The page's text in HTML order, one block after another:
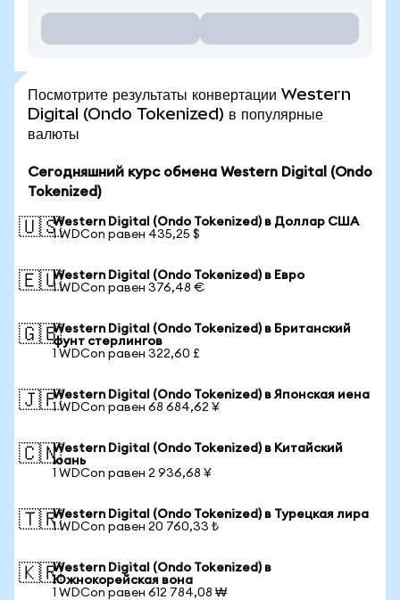
Посмотрите результаты конвертации Western
Digital (Ondo Tokenized) в популярные
валюты
Сегодняшний курс обмена Western Digital (Ondo
Tokenized)
🇺🇸Western Digital (Ondo Tokenized) в Доллар США
1 WDCon равен 435,25 $
🇪🇺Western Digital (Ondo Tokenized) в Евро
1 WDCon равен 376,48 €
🇬🇧Western Digital (Ondo Tokenized) в Британский
фунт стерлингов
1 WDCon равен 322,60 £
🇯🇵Western Digital (Ondo Tokenized) в Японская иена
1 WDCon равен 68 684,62 ¥
🇨🇳Western Digital (Ondo Tokenized) в Китайский
юань
1 WDCon равен 2 936,68 ¥
🇹🇷Western Digital (Ondo Tokenized) в Турецкая лира
1 WDCon равен 20 760,33 ₺
🇰🇷Western Digital (Ondo Tokenized) в
Южнокорейская вона
1 WDCon равен 612 784,08 ₩